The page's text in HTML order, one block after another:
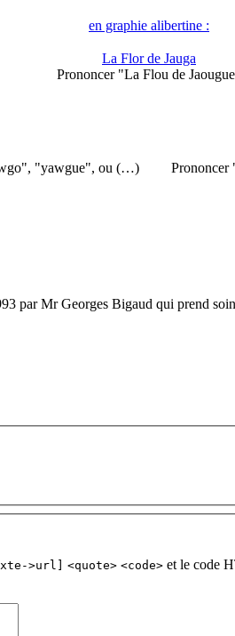
en graphie alibertine :
La Flor de Jauga
Prononcer "La Flou de
"yawgue", ou (…)
par Mr Georges Bigaud qui prend
>url] <quote> <code> et le code